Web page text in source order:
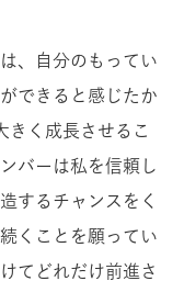
、自分のもってい
できると感じたか
きく成長させるこ
バーは私を信頼し
するチャンスをく
くことを願ってい
てどれだけ前進さ